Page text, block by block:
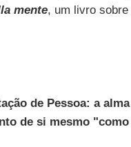
mente, um livro
de Pessoa: a
de si mesmo